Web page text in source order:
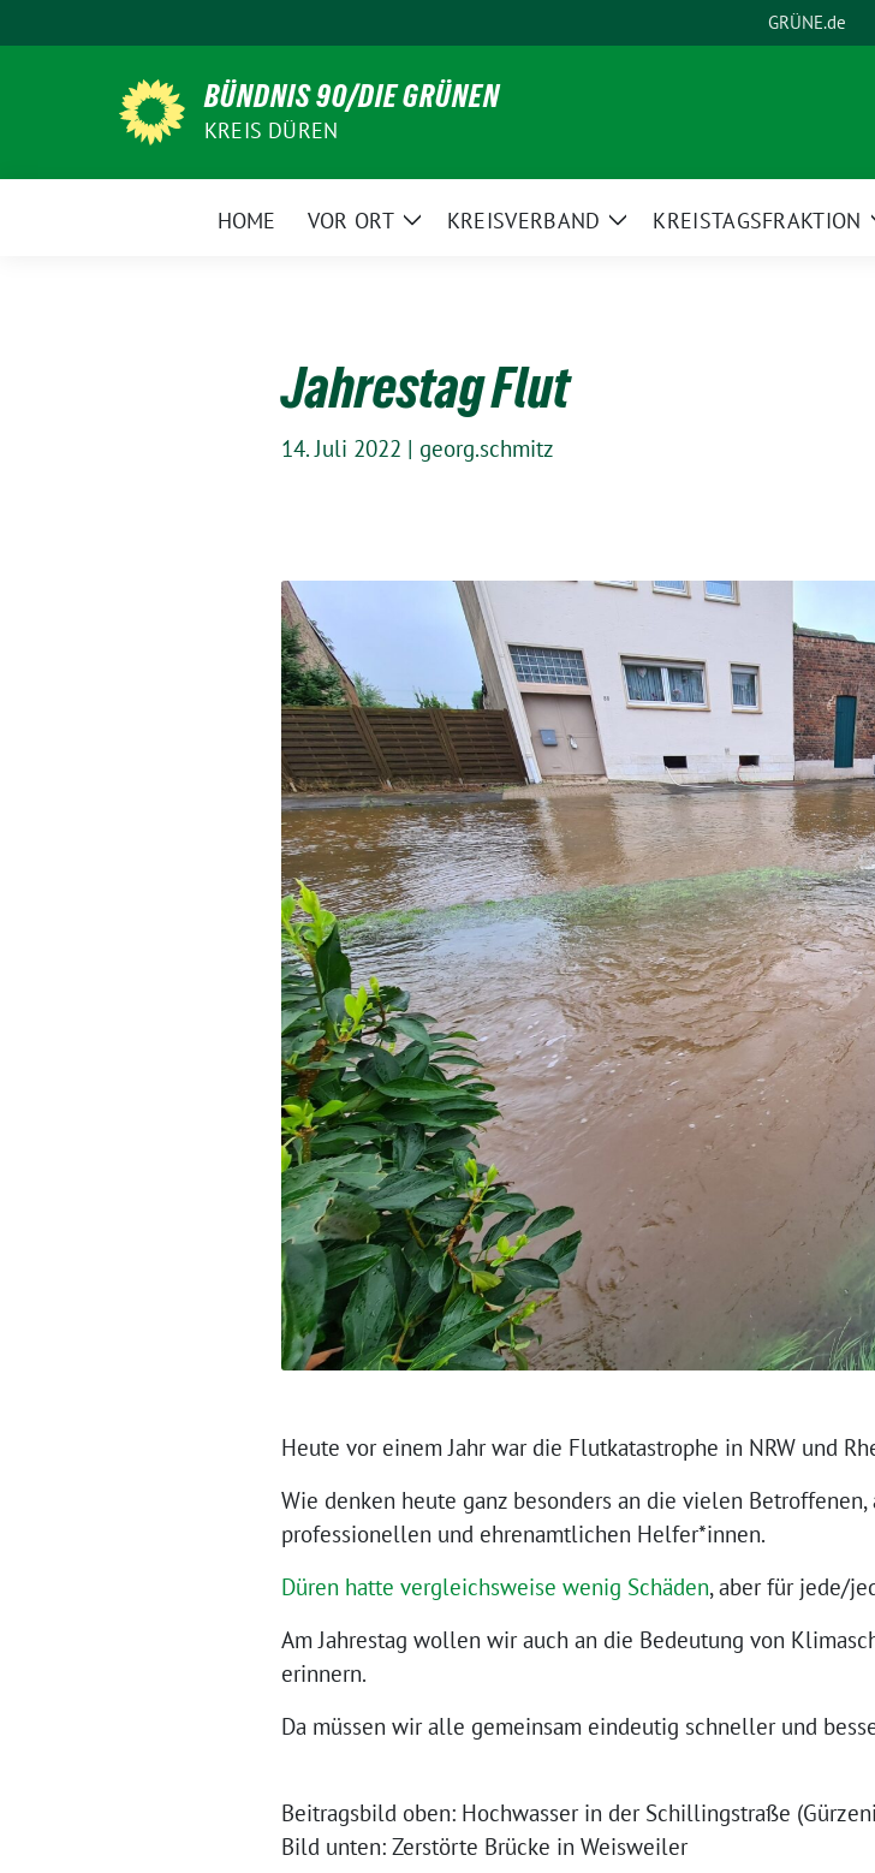
zum
GRÜNE.de
BÜNDNIS 90/DIE GRÜNEN
KREIS DÜREN
HOME VOR ORT
ZeigeKREISVERBAND
ZeigeKREISTAGSFRAKTION
Jahrestag Flut
14. Juli 2022 | georg.schmitz
Heute vor einem Jahr war die Flutkatastrophe in NRW und
Wie denken heute ganz besonders an die vielen
professionellen und ehrenamtlichen Helfer*innen.
Düren hatte vergleichsweise wenig Schäden, aber für jede/
Am Jahrestag wollen wir auch an die Bedeutung von
erinnern.
Da müssen wir alle gemeinsam eindeutig schneller und
Beitragsbild oben: Hochwasser in der Schillingstraße
Bild unten: Zerstörte Brücke in Weisweiler